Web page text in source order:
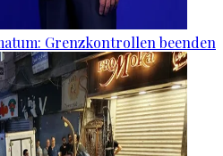
Grenzkontrollen beenden